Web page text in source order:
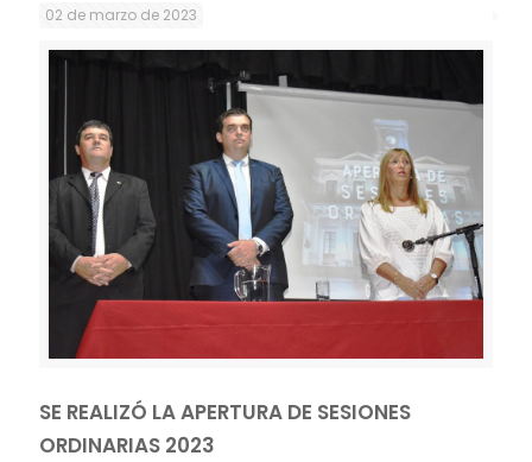
02 de marzo de 2023
SE REALIZÓ LA APERTURA DE SESIONES
ORDINARIAS 2023